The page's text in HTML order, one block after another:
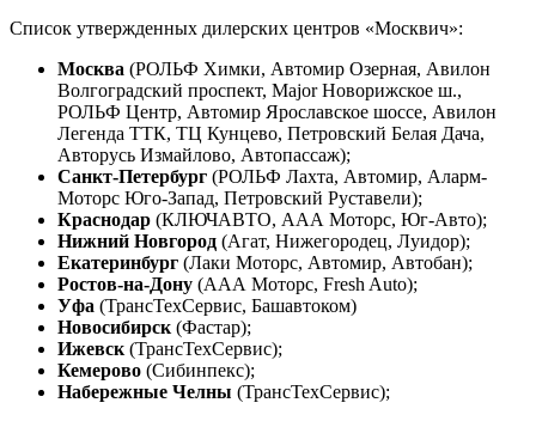
Список утвержденных дилерских центров «Москвич»:
Москва (РОЛЬФ Химки, Автомир Озерная, Авилон
Волгоградский проспект, Major Новорижское ш.,
РОЛЬФ Центр, Автомир Ярославское шоссе, Авилон
Легенда ТТК, ТЦ Кунцево, Петровский Белая Дача,
Авторусь Измайлово, Автопассаж);
Санкт-Петербург (РОЛЬФ Лахта, Автомир, Аларм-
Моторс Юго-Запад, Петровский Руставели);
Краснодар (КЛЮЧАВТО, ААА Моторс, Юг-Авто);
Нижний Новгород (Агат, Нижегородец, Луидор);
Екатеринбург (Лаки Моторс, Автомир, Автобан);
Ростов-на-Дону (ААА Моторс, Fresh Auto);
Уфа (ТрансТехСервис, Башавтоком)
Новосибирск (Фастар);
Ижевск (ТрансТехСервис);
Кемерово (Сибинпекс);
Набережные Челны (ТрансТехСервис);